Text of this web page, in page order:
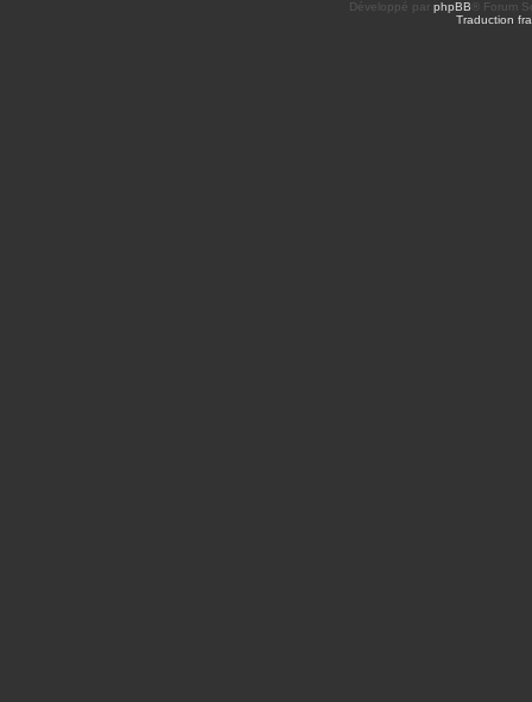
Développé par phpBB ® Forum
Traduction